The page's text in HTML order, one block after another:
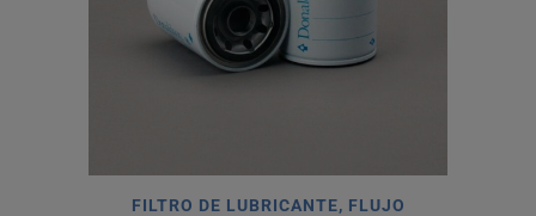
FILTRO DE LUBRICANTE, FLUJO